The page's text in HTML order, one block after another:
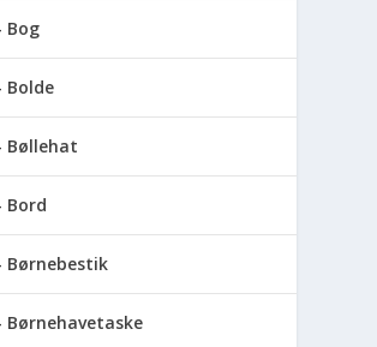
Bog
Bolde
Bøllehat
Bord
Børnebestik
Børnehavetaske